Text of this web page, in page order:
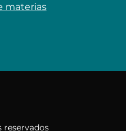
materias
reservados